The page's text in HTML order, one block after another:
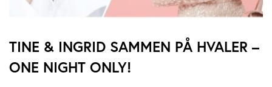
TINE & INGRID SAMMEN PÅ HVALER –
ONE NIGHT ONLY!